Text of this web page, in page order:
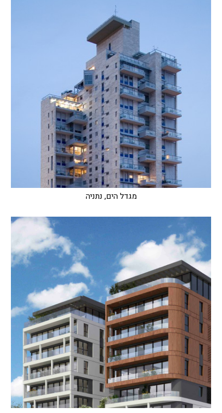
מגדל הים, נתניה